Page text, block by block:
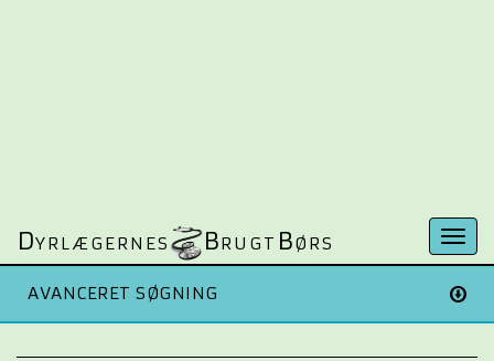
DYRLÆGERNES BRUGT BØRS
AVANCERET SØGNING